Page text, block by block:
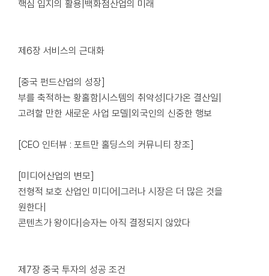
핵심 입지의 활용|백화점산업의 미래
제6장 서비스의 근대화
[중국 펀드산업의 성장]
부를 축적하는 황홀함|시스템의 취약성|다가온 결산일|
고려할 만한 새로운 사업 모델|외국인의 신중한 행보
[CEO 인터뷰 : 포트만 홀딩스의 커뮤니티 창조]
[미디어산업의 변모]
전형적 보호 산업인 미디어|그러나 시장은 더 많은 것을
원한다|
콘텐츠가 왕이다|승자는 아직 결정되지 않았다
제7장 중국 투자의 성공 조건